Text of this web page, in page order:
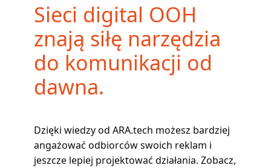
Sieci digital OOH
znają siłę narzędzia
do komunikacji od
dawna.
Dzięki wiedzy od ARA.tech możesz bardziej
angażować odbiorców swoich reklam i
jeszcze lepiej projektować działania. Zobacz,